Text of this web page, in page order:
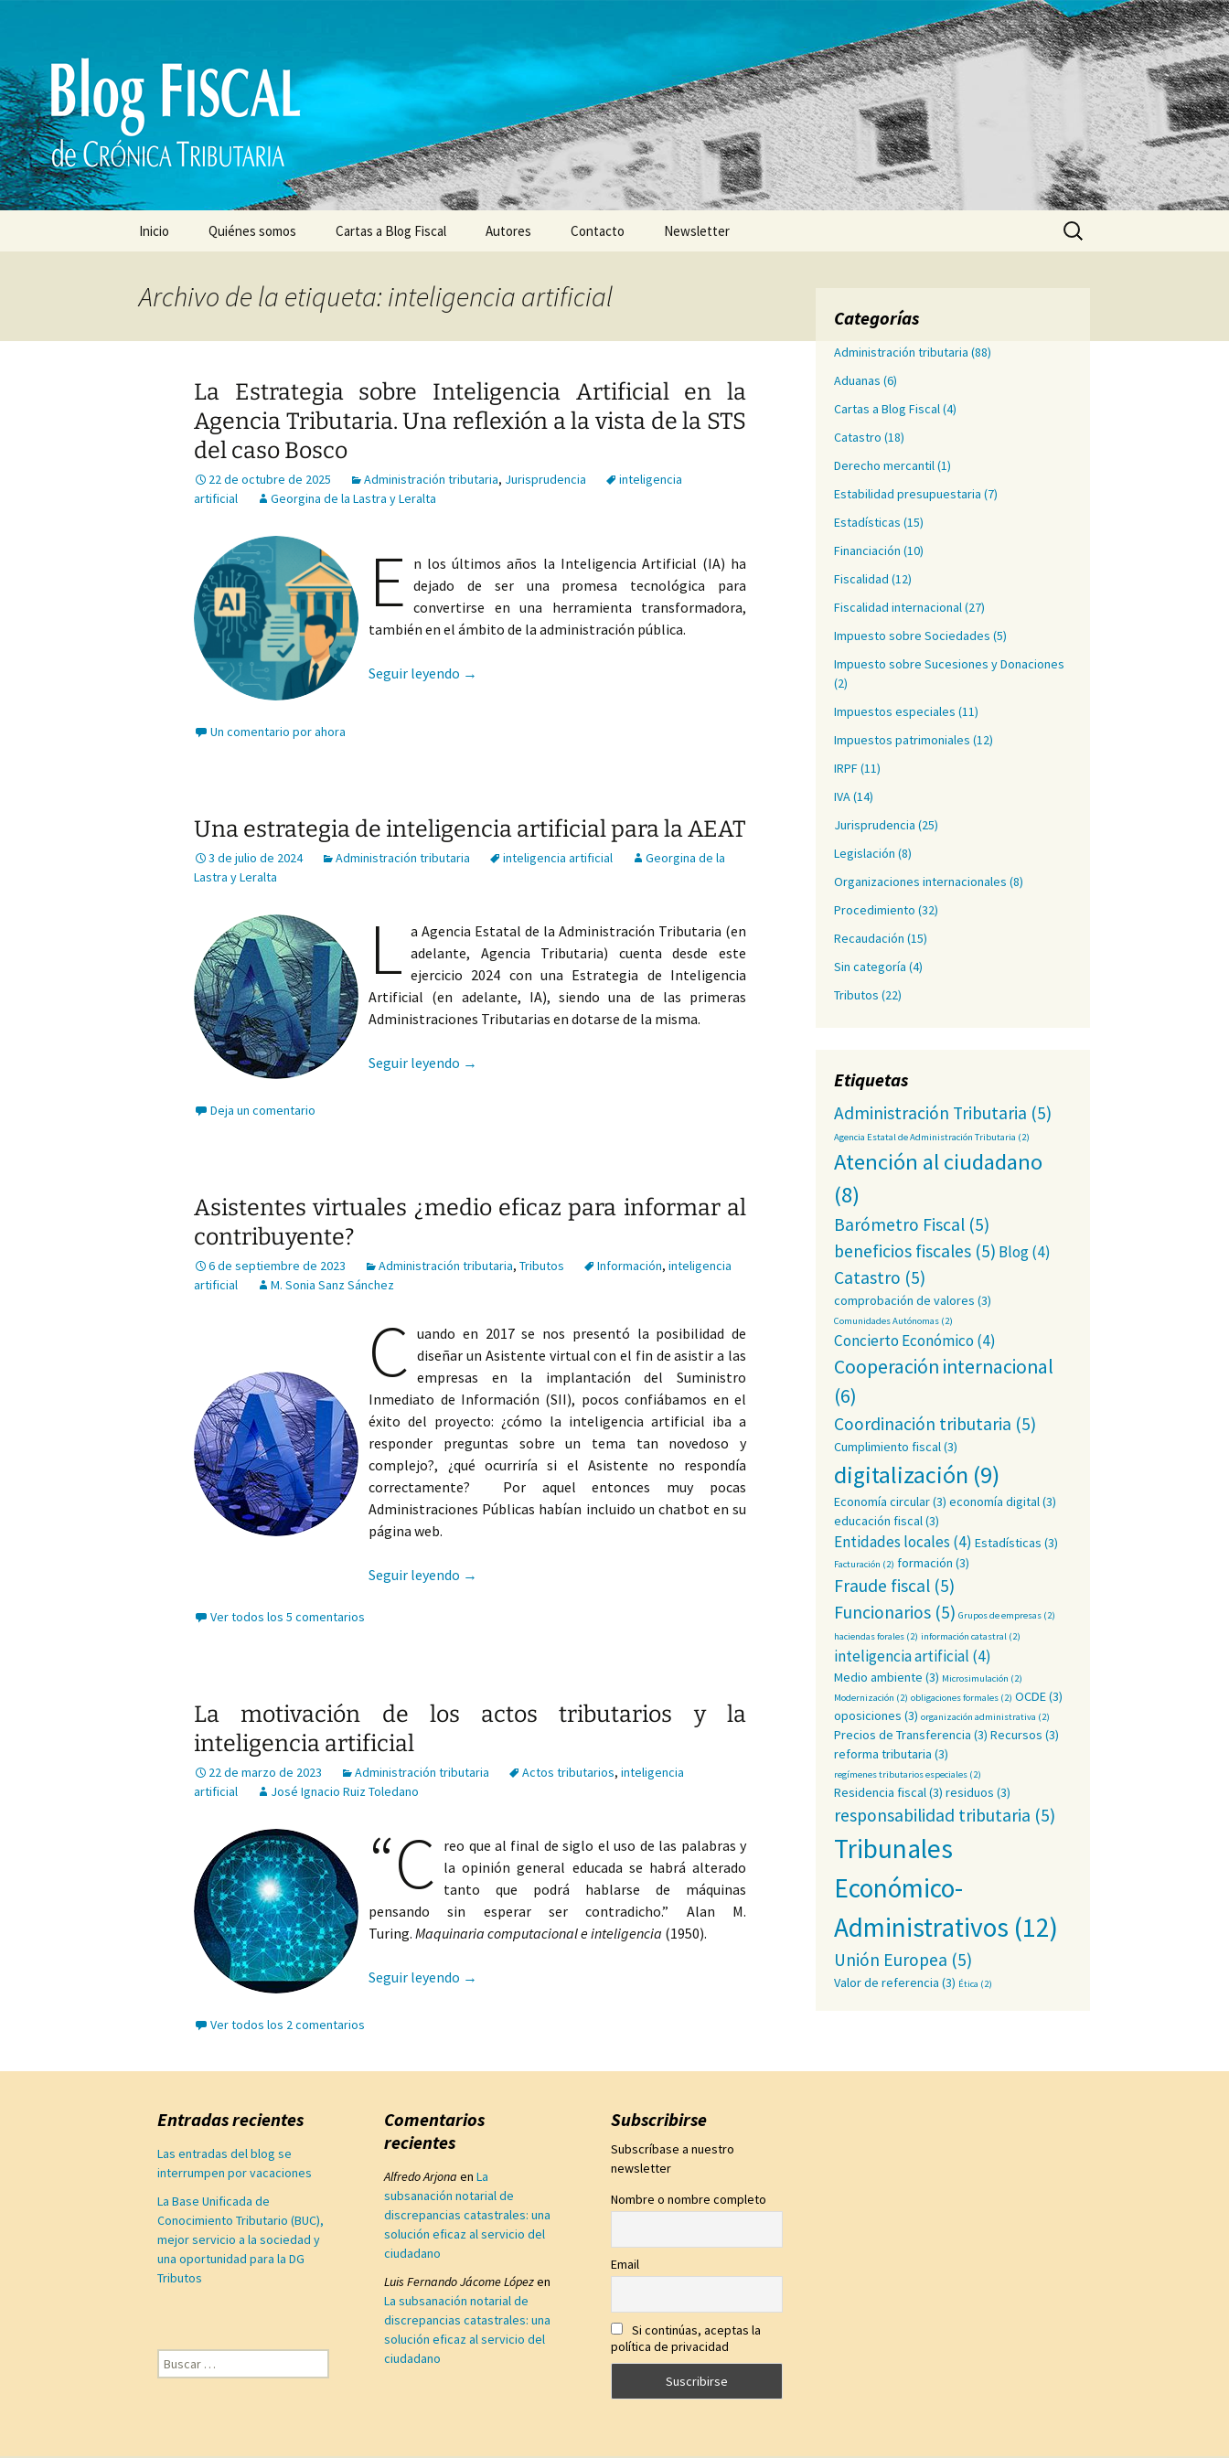
Inicio Quiénes somos Cartas a Blog Fiscal Autores Contacto Newsletter
Buscar:
Archivo de la etiqueta: inteligencia artificial
La Estrategia sobre Inteligencia Artificial en la
Agencia Tributaria. Una reflexión a la vista de la STS
del caso Bosco
22 de octubre de 2025 Administración tributaria, Jurisprudencia
inteligencia
artificial
Georgina de la Lastra y Leralta
E n los últimos años la Inteligencia Artificial (IA) ha
dejado de ser una promesa tecnológica para
convertirse en una herramienta transformadora,
también en el ámbito de la administración pública.
Seguir leyendo La Estrategia sobre Inteligencia Artificial en la Agencia Tributaria. Una reflexión a la vista de la STS del caso Bosco
→
Un comentario por ahora
Una estrategia de inteligencia artificial para la AEAT
3 de julio de 2024 Administración tributaria inteligencia artificial
Georgina de la
Lastra y Leralta
L a Agencia Estatal de la Administración Tributaria (en
adelante, Agencia Tributaria) cuenta desde este
ejercicio 2024 con una Estrategia de Inteligencia
Artificial (en adelante, IA), siendo una de las primeras
Administraciones Tributarias en dotarse de la misma.
Seguir leyendo Una estrategia de inteligencia artificial para la AEAT
→
Deja un comentario
Asistentes virtuales ¿medio eficaz para informar al
contribuyente?
6 de septiembre de 2023 Administración tributaria, Tributos Información, inteligencia
artificial
M. Sonia Sanz Sánchez
C uando en 2017 se nos presentó la posibilidad de
diseñar un Asistente virtual con el fin de asistir a las
empresas en la implantación del Suministro
Inmediato de Información (SII), pocos confiábamos en el
éxito del proyecto: ¿cómo la inteligencia artificial iba a
responder preguntas sobre un tema tan novedoso y
complejo?, ¿qué ocurriría si el Asistente no respondía
correctamente? Por aquel entonces muy pocas
Administraciones Públicas habían incluido un chatbot en su
página web.
Seguir leyendo Asistentes virtuales ¿medio eficaz para informar al contribuyente?
→
Ver todos los 5 comentarios
La motivación de los actos tributarios y la
inteligencia artificial
22 de marzo de 2023 Administración tributaria Actos tributarios, inteligencia
artificial
José Ignacio Ruiz Toledano
“C reo que al final de siglo el uso de las palabras y
la opinión general educada se habrá alterado
tanto que podrá hablarse de máquinas
pensando sin esperar ser contradicho.” Alan M.
Turing.Maquinaria computacional e inteligencia (1950).
Seguir leyendo La motivación de los actos tributarios y la inteligencia artificial
→
Ver todos los 2 comentarios
Categorías
Administración tributaria (88)
Aduanas (6)
Cartas a Blog Fiscal(4)
Catastro (18)
Derecho mercantil(1)
Estabilidad presupuestaria (7)
Estadísticas (15)
Financiación (10)
Fiscalidad (12)
Fiscalidad internacional(27)
Impuesto sobre Sociedades (5)
Impuesto sobre Sucesiones y Donaciones
(2)
Impuestos especiales (11)
Impuestos patrimoniales (12)
IRPF(11)
IVA(14)
Jurisprudencia (25)
Legislación (8)
Organizaciones internacionales (8)
Procedimiento (32)
Recaudación (15)
Sin categoría (4)
Tributos (22)
Etiquetas
Administración Tributaria (5)
Agencia Estatal de Administración Tributaria (2)
Atención al ciudadano
(8)
Barómetro Fiscal (5)
beneficios fiscales (5) Blog(4)
Catastro (5)
comprobación de valores (3)
Comunidades Autónomas (2)
Concierto Económico(4)
Cooperación internacional
(6)
Coordinación tributaria (5)
Cumplimiento fiscal(3)
digitalización (9)
Economía circular(3) economía digital(3)
educación fiscal(3)
Entidades locales (4) Estadísticas (3)
Facturación (2) formación (3)
Fraude fiscal (5)
Funcionarios (5) Grupos de empresas (2)
haciendas forales (2) información catastral (2)
inteligencia artificial (4)
Medio ambiente (3) Microsimulación (2)
Modernización (2) obligaciones formales (2) OCDE(3)
oposiciones (3) organización administrativa (2)
Precios de Transferencia (3) Recursos (3)
reforma tributaria (3)
regímenes tributarios especiales (2)
Residencia fiscal(3) residuos (3)
responsabilidad tributaria (5)
Tribunales
Económico-
Administrativos (12)
Unión Europea (5)
Valor de referencia (3) Ética (2)
Entradas recientes
Las entradas del blog se
interrumpen por vacaciones
La Base Unificada de
Conocimiento Tributario (BUC),
mejor servicio a la sociedad y
una oportunidad para la DG
Tributos
Comentarios
recientes
Alfredo Arjona en La
subsanación notarial de
discrepancias catastrales: una
solución eficaz al servicio del
ciudadano
Luis Fernando Jácome Lópezen
La subsanación notarial de
discrepancias catastrales: una
solución eficaz al servicio del
ciudadano
Subscribirse
Subscríbase a nuestro
newsletter
Nombre o nombre completo
Email
Si continúas, aceptas la
política de privacidad
Buscar: